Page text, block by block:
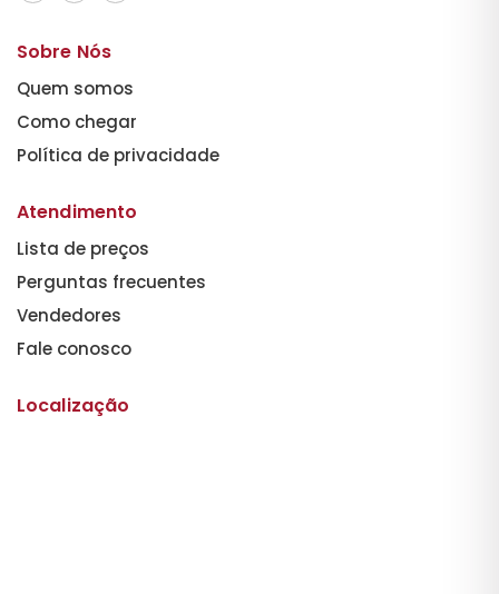
Sobre Nós
Quem somos
Como chegar
Política de privacidade
Atendimento
Lista de preços
Perguntas frecuentes
Vendedores
Fale conosco
Localização